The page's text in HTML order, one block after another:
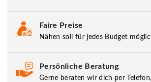
Faire Preise
Nähen soll für jedes Budget
Persönliche Beratung
Gerne beraten wir dich per